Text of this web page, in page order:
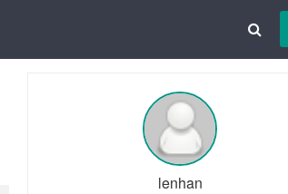
lenhan